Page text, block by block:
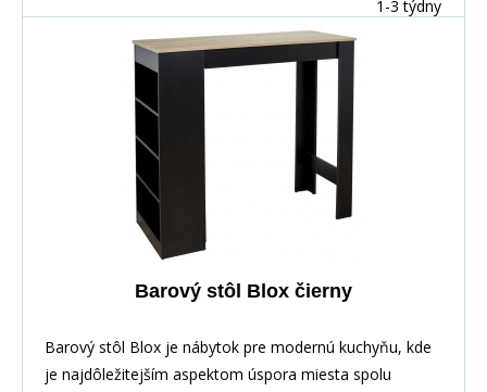
1-3 týdny
Barový stôl Blox čierny
Barový stôl Blox je nábytok pre modernú kuchyňu, kde
je najdôležitejším aspektom úspora miesta spolu